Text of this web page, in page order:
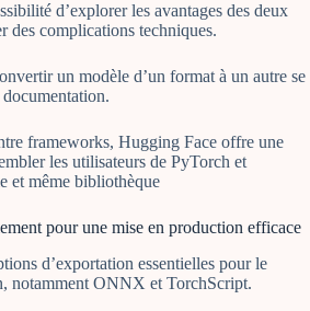
d’explorer les avantages des deux
des complications techniques.
un modèle d’un format à un autre se
frameworks, Hugging Face offre une
les utilisateurs de PyTorch et
et même bibliothèque
pour une mise en production efficace
d’exportation essentielles pour le
notamment ONNX et TorchScript.